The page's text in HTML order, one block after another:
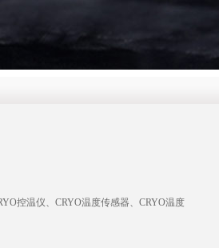
控温仪、CRYO温度传感器、CRYO温度